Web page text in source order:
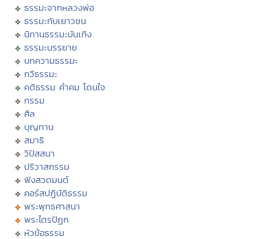
ธรรมะจากหลวงพ่อ
ธรรมะกับเยาวชน
นิทานธรรมะบันเทิง
ธรรมะบรรยาย
บทความธรรมะ
กวีธรรมะ
คติธรรม คำคม โดนใจ
กรรม
ศีล
บุญทาน
สมาธิ
วิปัสสนา
ปริวาสกรรม
ฟังสวดมนต์
คอร์สปฏิบัติธรรม
พระพุทธศาสนา
พระไตรปิฏก
หัวข้อธรรม